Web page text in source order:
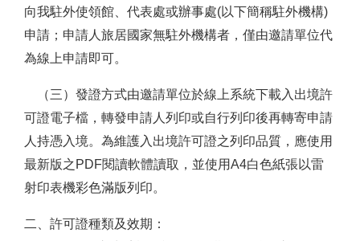
向我駐外使領館、代表處或辦事處(以下簡稱駐外機構)
申請；申請人旅居國家無駐外機構者，僅由邀請單位代
為線上申請即可。
（三）發證方式由邀請單位於線上系統下載入出境許
可證電子檔，轉發申請人列印或自行列印後再轉寄申請
人持憑入境。為維護入出境許可證之列印品質，應使用
最新版之PDF閱讀軟體讀取，並使用A4白色紙張以雷
射印表機彩色滿版列印。
二、許可證種類及效期：